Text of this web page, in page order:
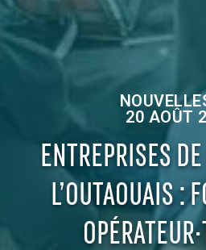
20 AOÛT
ENTREPRISES
L’OUTAOUAIS :